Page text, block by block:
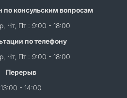
по консульским вопросам
Чт, Пт : 9:00 - 18:00
по телефону
Чт, Пт : 9:00 - 18:00
Перерыв
13:00 - 14:00